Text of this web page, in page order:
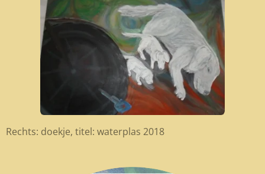
Rechts: doekje, titel: waterplas 2018